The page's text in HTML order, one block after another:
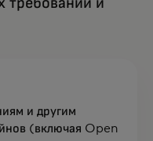
и другим
(включая Open